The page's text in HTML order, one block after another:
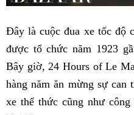
Đây là cuộc đua xe tốc độ
được tổ chức năm 1923
Bây giờ, 24 Hours of Le
hàng năm ăn mừng sự can
xe thể thức cũng như